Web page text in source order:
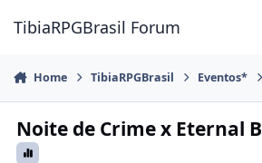
TibiaRPGBrasil Forum
Home TibiaRPGBrasil Eventos*
Noite de Crime x Eternal